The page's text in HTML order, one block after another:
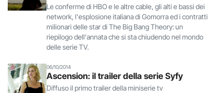
Le conferme di HBO e le altre cable, gli alti e bassi dei
network, l'esplosione italiana di Gomorra ed i contratti
milionari delle star di The Big Bang Theory: un
riepilogo dell'annata che si sta chiudendo nel mondo
delle serie TV.
06/10/2014
Ascension: il trailer della serie Syfy
Diffuso il primo trailer della miniserie tv